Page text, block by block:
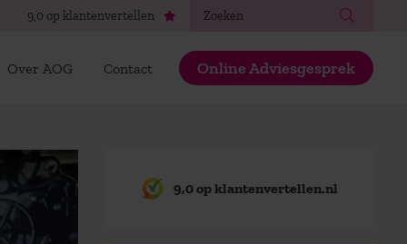
9,0 op klantenvertellen
Over AOG Contact Online Adviesgesprek
9,0 op klantenvertellen.nl